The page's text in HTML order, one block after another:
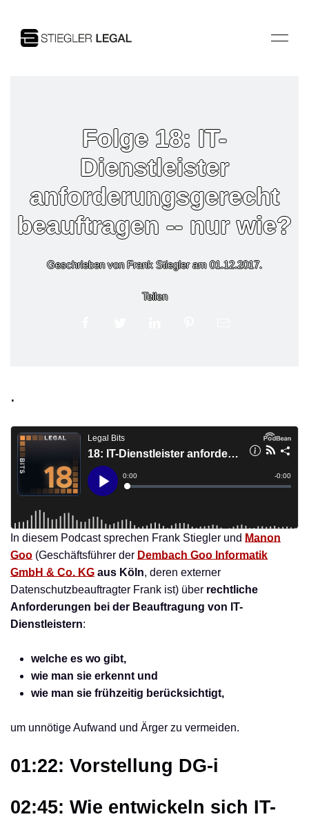
Folge 18: IT-
Dienstleister
anforderungsgerecht
beauftragen -- nur wie?
Geschrieben von Frank Stiegler am01.12.2017.
Teilen
.
In diesem Podcast sprechen Frank Stiegler und Manon
Goo (Geschäftsführer der Dembach Goo Informatik
GmbH & Co. KG aus Köln, deren externer
Datenschutzbeauftragter Frank ist) über rechtliche
Anforderungen bei der Beauftragung von IT-
Dienstleistern:
welche es wo gibt,
wie man sie erkennt und
wie man sie frühzeitig berücksichtigt,
um unnötige Aufwand und Ärger zu vermeiden.
01:22: Vorstellung DG-i
02:45: Wie entwickeln sich IT-